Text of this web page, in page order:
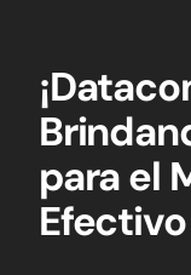
para el